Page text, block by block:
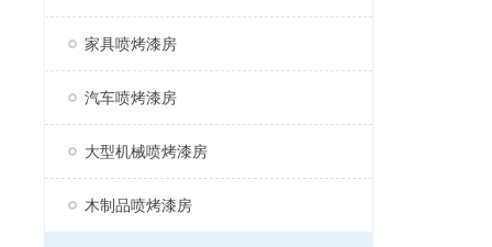
家具喷烤漆房
汽车喷烤漆房
大型机械喷烤漆房
木制品喷烤漆房